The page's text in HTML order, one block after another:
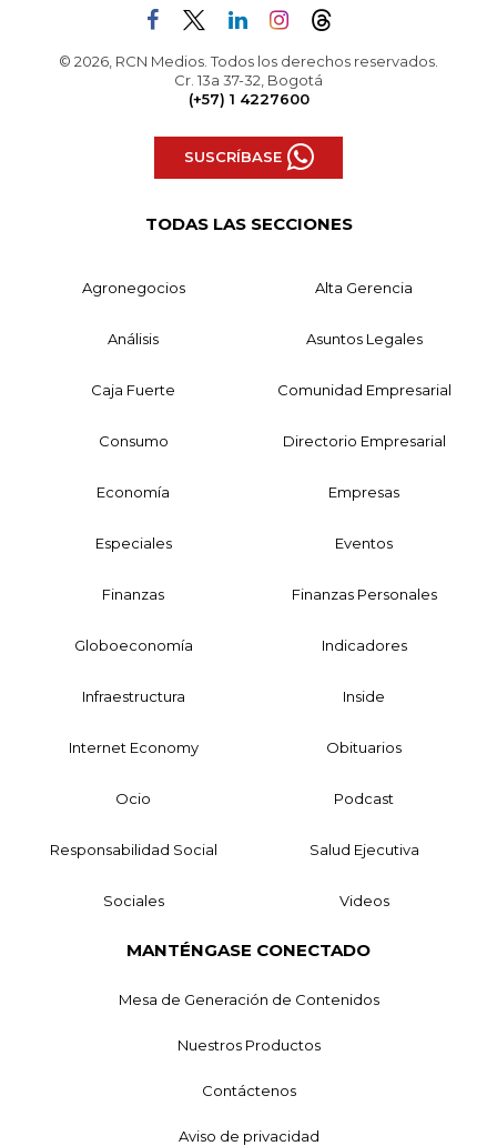
© 2026, RCN Medios. Todos los derechos reservados.
Cr. 13a 37-32, Bogotá
(+57) 1 4227600
SUSCRÍBASE
TODAS LAS SECCIONES
Agronegocios Alta Gerencia
Análisis Asuntos Legales
Caja Fuerte Comunidad Empresarial
Consumo Directorio Empresarial
Economía Empresas
Especiales Eventos
Finanzas Finanzas Personales
Globoeconomía Indicadores
Infraestructura Inside
Internet Economy Obituarios
Ocio Podcast
Responsabilidad Social Salud Ejecutiva
Sociales Videos
MANTÉNGASE CONECTADO
Mesa de Generación de Contenidos
Nuestros Productos
Contáctenos
Aviso de privacidad